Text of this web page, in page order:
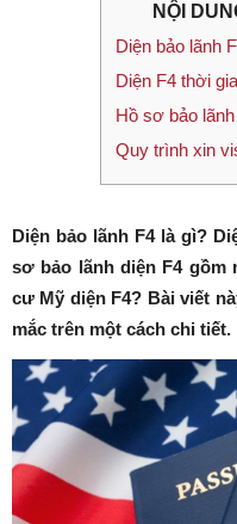
NỘI
Diện bảo lãnh
Diện F4 thời
Hồ sơ bảo
Quy trình xin
Diện bảo lãnh F4 là gì?
sơ bảo lãnh diện F4
cư Mỹ diện F4? Bài viết
mắc trên một cách chi tiết.